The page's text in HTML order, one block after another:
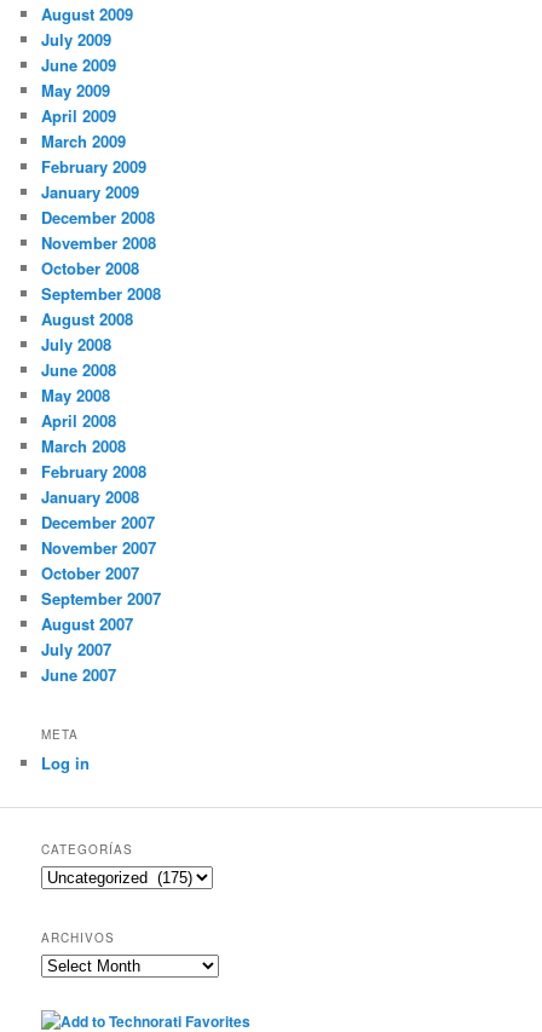
August 2009
July 2009
June 2009
May 2009
April 2009
March 2009
February 2009
January 2009
December 2008
November 2008
October 2008
September 2008
August 2008
July 2008
June 2008
May 2008
April 2008
March 2008
February 2008
January 2008
December 2007
November 2007
October 2007
September 2007
August 2007
July 2007
June 2007
META
Log in
CATEGORÍAS
Categorías
ARCHIVOS
Archivos